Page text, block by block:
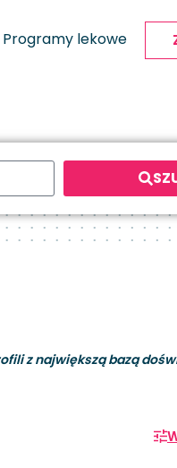
Programy lekowe
z największą bazą